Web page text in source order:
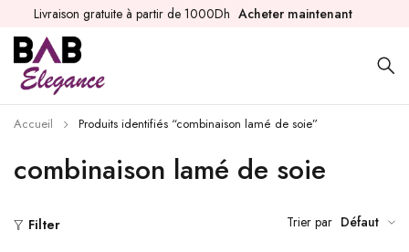
Livraison gratuite à partir de 1000Dh Acheter maintenant
combinaison lamé de soie
Accueil Produits identifiés “combinaison lamé de soie”
Filter Trier par Défaut